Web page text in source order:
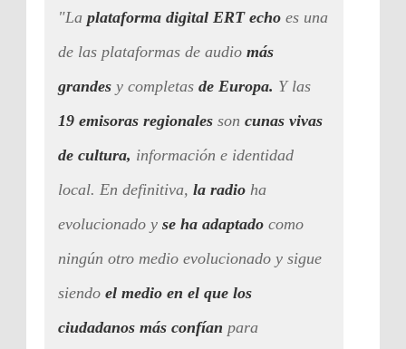
"La plataforma digital ERT echo es una
de las plataformas de audio más
grandes y completas de Europa. Y las
19 emisoras regionales son cunas vivas
de cultura, información e identidad
local. En definitiva, la radio ha
evolucionado y se ha adaptado como
ningún otro medio evolucionado y sigue
siendo el medio en el que los
ciudadanos más confían para